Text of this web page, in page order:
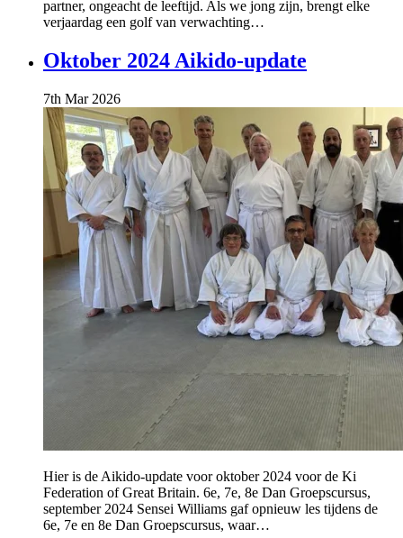
partner, ongeacht de leeftijd. Als we jong zijn, brengt elke
verjaardag een golf van verwachting…
Oktober 2024 Aikido-update
7th Mar 2026
Hier is de Aikido-update voor oktober 2024 voor de Ki
Federation of Great Britain. 6e, 7e, 8e Dan Groepscursus,
september 2024 Sensei Williams gaf opnieuw les tijdens de
6e, 7e en 8e Dan Groepscursus, waar…